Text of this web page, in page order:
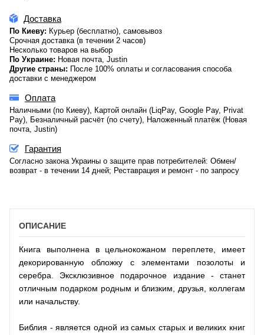
Доставка
По Киеву: Курьер (бесплатно), самовывоз
Срочная доставка (в течении 2 часов)
Несколько товаров на выбор
По Украине: Новая почта, Justin
Другие страны: После 100% оплаты и согласования способа
доставки с менеджером
Оплата
Наличными (по Киеву), Картой онлайн (LiqPay, Google Pay, Privat
Pay), Безналичный расчёт (по счету), Наложенный платёж (Новая
почта, Justin)
Гарантия
Согласно закона Украины о защите прав потребителей: Обмен/
возврат - в течении 14 дней; Реставрация и ремонт - по запросу
ОПИСАНИЕ
Книга выполнена в цельнокожаном переплете, имеет
декорированную обложку с элементами позолоты и
серебра. Эксклюзивное подарочное издание - станет
отличным подарком родным и близким, друзья, коллегам
или начальству.
Библия - является одной из самых старых и великих книг